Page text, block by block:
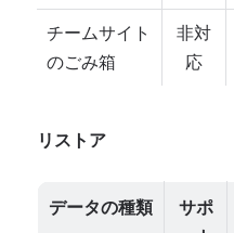
チームサイト
のごみ箱
非対
応
リストア
データの種類
サポ